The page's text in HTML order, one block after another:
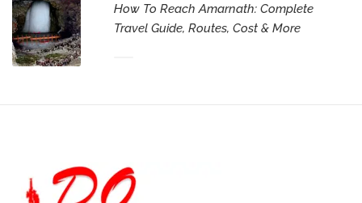
How To Reach Amarnath: Complete
Travel Guide, Routes, Cost & More